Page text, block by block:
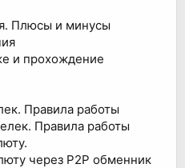
Плюсы и минусы
и прохождение
Правила работы
Правила работы
через Р2Р обменник